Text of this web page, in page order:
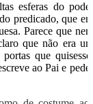
esferas do poder
predicado, que era
Parece que nem
que não era um
que quisesse,
ao Pai e pede-